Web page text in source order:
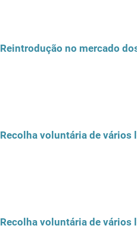
Reintrodução no mercado
Recolha voluntária de vários
Recolha voluntária de